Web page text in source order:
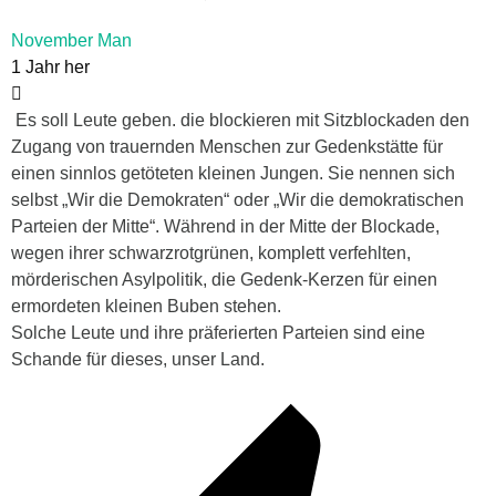
November Man
1 Jahr her
Es soll Leute geben. die blockieren mit Sitzblockaden den
Zugang von trauernden Menschen zur Gedenkstätte für
einen sinnlos getöteten kleinen Jungen. Sie nennen sich
selbst „Wir die Demokraten“ oder „Wir die demokratischen
Parteien der Mitte“. Während in der Mitte der Blockade,
wegen ihrer schwarzrotgrünen, komplett verfehlten,
mörderischen Asylpolitik, die Gedenk-Kerzen für einen
ermordeten kleinen Buben stehen.
Solche Leute und ihre präferierten Parteien sind eine
Schande für dieses, unser Land.